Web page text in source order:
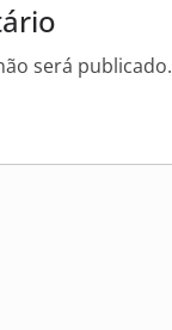
será publicado.